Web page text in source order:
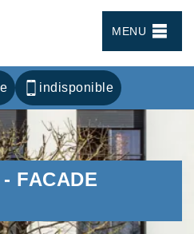
MENU
indisponible
FACADE